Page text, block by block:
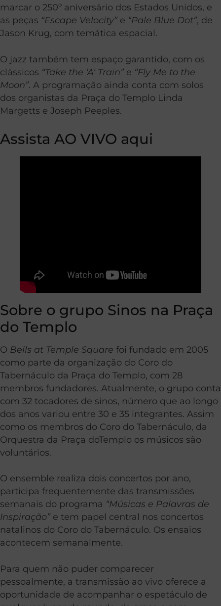
marcar o 250º aniversário dos Estados Unidos, e
as peças “Escape Velocity”e “Pale Blue Dot”, de
Jason Krug, com temática espacial.
O jazz também tem espaço garantido, com os
clássicos “Take the ‘A’ Train”e “Fly Me to the
Moon”. A programação ainda conta com solos
dos organistas da Praça do Templo Linda
Margetts e Joseph Peeples.
Assista AO VIVO aqui
Sobre o grupo Sinos na Praça
do Templo
O Bells at Temple Square foi fundado em 2005
como parte da organização do Coro do
Tabernáculo da Praça do Templo, com 28
membros fundadores. Atualmente, o grupo conta
com 32 tocadores de sinos, número que ao longo
dos anos variou entre 30 e 35 integrantes. Assim
como os membros do Coro do Tabernáculo, da
Orquestra da Praça doTemplo os músicos são
voluntários.
O ensemble realiza dois concertos por ano,
participa frequentemente das transmissões
semanais do programa “Músicas e Palavras de
Inspiração”e tem papel central nos concertos
natalinos do Coro do Tabernáculo. Os ensaios
acontecem semanalmente.
Para quem não puder comparecer
pessoalmente, a transmissão ao vivo oferece a
oportunidade de acompanhar o espetáculo de